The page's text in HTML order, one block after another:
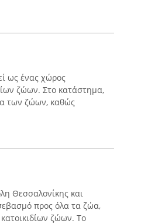
ως ένας χώρος
ζώων. Στο κατάστημα,
των ζώων, καθώς
Θεσσαλονίκης και
προς όλα τα ζώα,
ζώων. Το